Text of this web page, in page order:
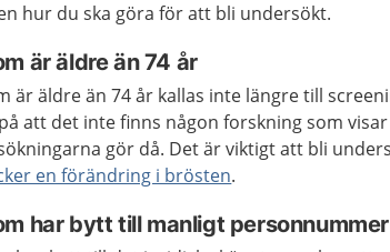
hur du ska göra för att bli undersökt.
är äldre än 74 år
är äldre än 74 år kallas inte längre till
att det inte finns någon forskning som
gör då. Det är viktigt att bli
en förändring i brösten.
har bytt till manligt personnummer